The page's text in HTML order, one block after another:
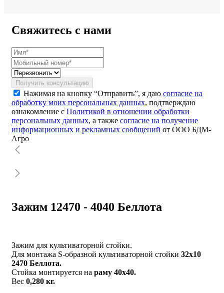
Свяжитесь с нами
Получить консультацию
Нажимая на кнопку “Отправить”, я даю согласие на
обработку моих персональных данных, подтверждаю
ознакомление с Политикой в отношении обработки
персональных данных, а также согласие на получение
информационных и рекламных сообщений от ООО БДМ-
Агро
Зажим 12470 - 4040 Беллота
Зажим для культиваторной стойки.
Для монтажа S-образной культиваторной стойки 32х10
2470 Беллота.
Стойка монтируется на раму 40х40.
Вес 0,280 кг.